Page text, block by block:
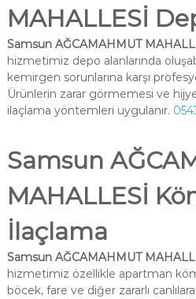
MAHALLESİ
Samsun AĞCAMAHMUT
hizmetimiz depo alanlarında
kemirgen sorunlarına karşı
Ürünlerin zarar görmemesi ve
ilaçlama yöntemleri uygulanır.
Samsun
MAHALLESİ
İlaçlama
Samsun AĞCAMAHMUT
hizmetimiz özellikle apartman
böcek, fare ve diğer zararlı